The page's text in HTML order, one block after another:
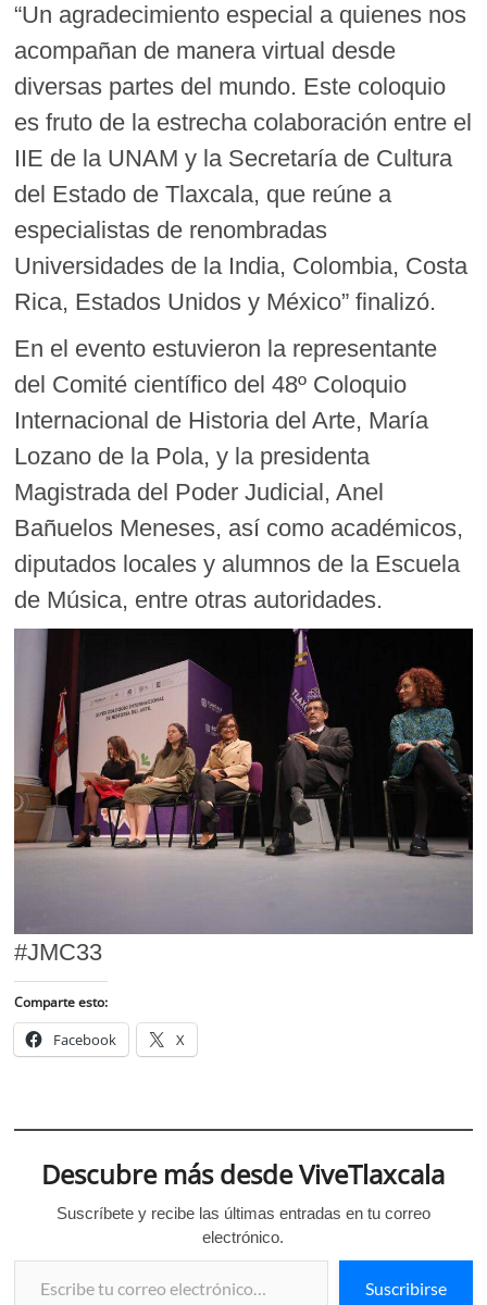
“Un agradecimiento especial a quienes nos
acompañan de manera virtual desde
diversas partes del mundo. Este coloquio
es fruto de la estrecha colaboración entre el
IIE de la UNAM y la Secretaría de Cultura
del Estado de Tlaxcala, que reúne a
especialistas de renombradas
Universidades de la India, Colombia, Costa
Rica, Estados Unidos y México” finalizó.
En el evento estuvieron la representante
del Comité científico del 48º Coloquio
Internacional de Historia del Arte, María
Lozano de la Pola, y la presidenta
Magistrada del Poder Judicial, Anel
Bañuelos Meneses, así como académicos,
diputados locales y alumnos de la Escuela
de Música, entre otras autoridades.
#JMC33
Comparte esto:
Facebook X
Descubre más desde ViveTlaxcala
Suscríbete y recibe las últimas entradas en tu correo
electrónico.
Escribe tu correo electrónico…
Suscribirse